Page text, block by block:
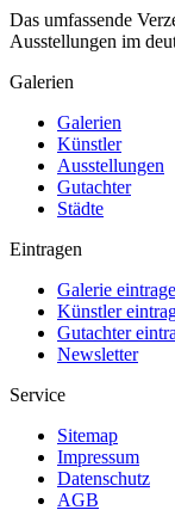
Das umfassende
Ausstellungen im
Galerien
Galerien
Künstler
Ausstellungen
Gutachter
Städte
Eintragen
Galerie
Künstler
Gutachter
Newsletter
Service
Sitemap
Impressum
Datenschutz
AGB